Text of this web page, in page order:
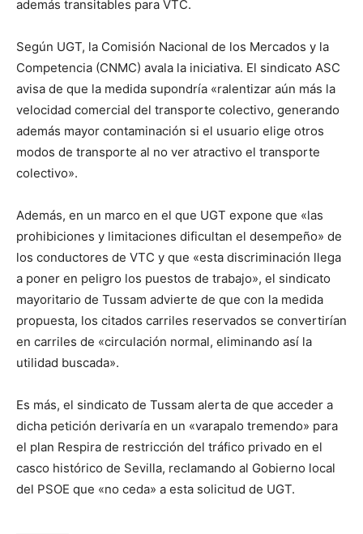
además transitables para VTC.
Según UGT, la Comisión Nacional de los Mercados y la
Competencia (CNMC) avala la iniciativa. El sindicato ASC
avisa de que la medida supondría «ralentizar aún más la
velocidad comercial del transporte colectivo, generando
además mayor contaminación si el usuario elige otros
modos de transporte al no ver atractivo el transporte
colectivo».
Además, en un marco en el que UGT expone que «las
prohibiciones y limitaciones dificultan el desempeño» de
los conductores de VTC y que «esta discriminación llega
a poner en peligro los puestos de trabajo», el sindicato
mayoritario de Tussam advierte de que con la medida
propuesta, los citados carriles reservados se convertirían
en carriles de «circulación normal, eliminando así la
utilidad buscada».
Es más, el sindicato de Tussam alerta de que acceder a
dicha petición derivaría en un «varapalo tremendo» para
el plan Respira de restricción del tráfico privado en el
casco histórico de Sevilla, reclamando al Gobierno local
del PSOE que «no ceda» a esta solicitud de UGT.